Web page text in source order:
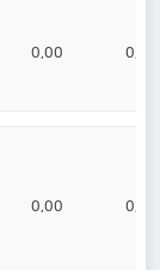
0,00 0,00
0,00 0,00